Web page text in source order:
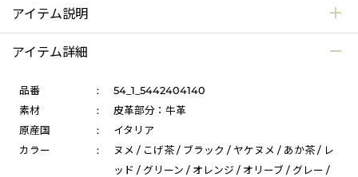
アイテム説明
アイテム詳細
品番 :
54_1_5442404140
素材
:
皮革部分：牛革
原産国
:
イタリア
カラー
:
ヌメ / こげ茶 / ブラック / ヤケヌメ / あか茶 / レ
ッド / グリーン / オレンジ / オリーブ / グレー /